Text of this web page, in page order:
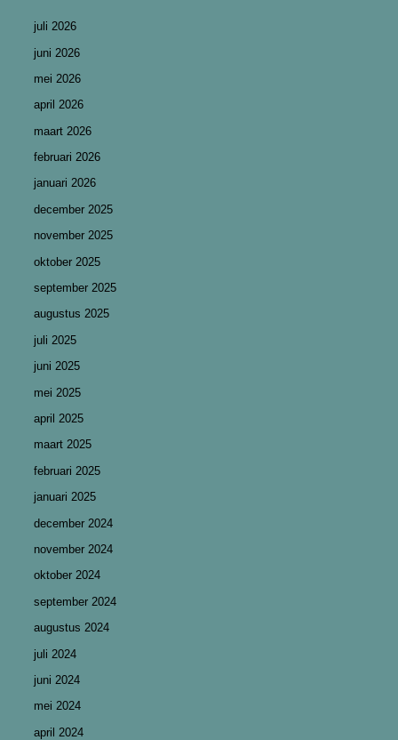
juli 2026
juni 2026
mei 2026
april 2026
maart 2026
februari 2026
januari 2026
december 2025
november 2025
oktober 2025
september 2025
augustus 2025
juli 2025
juni 2025
mei 2025
april 2025
maart 2025
februari 2025
januari 2025
december 2024
november 2024
oktober 2024
september 2024
augustus 2024
juli 2024
juni 2024
mei 2024
april 2024